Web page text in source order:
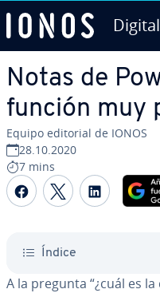
Notas de
función muy
Equipo editorial de IONOS
28.10.2020
7 mins
CompartirCompartir
Índice
A la pregunta “¿cuál es